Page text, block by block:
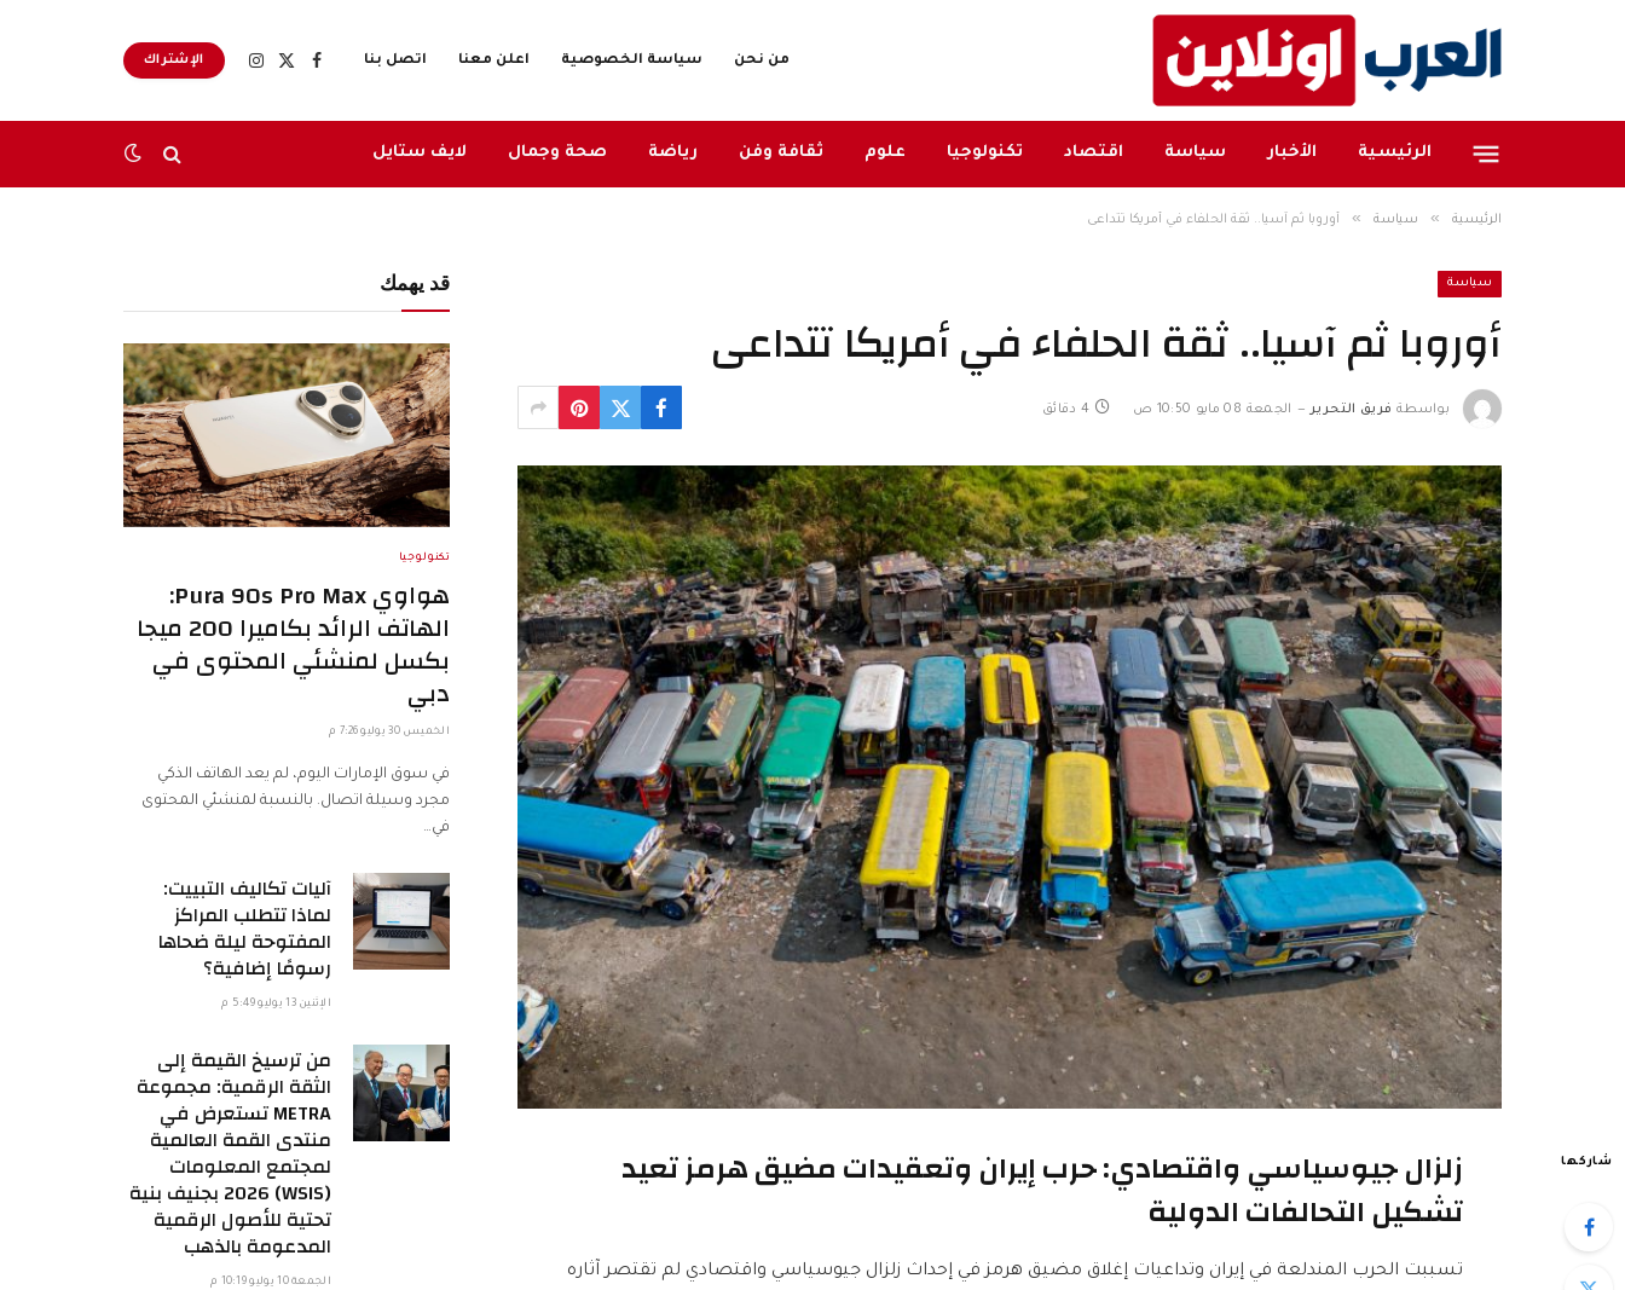
من نحن سياسة الخصوصية اعلن معنا اتصل بنا
فيسبوك
X
الانستغرام
الإشتراك
الرئيسية الأخبار سياسة اقتصاد تكنولوجيا علوم ثقافة وفن رياضة صحة وجمال لايف ستايل
الرئيسية » سياسة » أوروبا ثم آسيا.. ثقة الحلفاء في أمريكا تتداعى
سياسة
أوروبا ثم آسيا.. ثقة الحلفاء في أمريكا تتداعى
بواسطة فريق التحرير الجمعة 08 مايو 10:50 ص 4 دقائق
شاركها
زلزال جيوسياسي واقتصادي: حرب إيران وتعقيدات مضيق هرمز تعيد
تشكيل التحالفات الدولية
تسببت الحرب المندلعة في إيران وتداعيات إغلاق مضيق هرمز في إحداث زلزال جيوسياسي واقتصادي لم تقتصر آثاره
قد يهمك
تكنولوجيا
هواوي Pura 90s Pro Max:
الهاتف الرائد بكاميرا 200 ميجا
بكسل لمنشئي المحتوى في
دبي
الخميس 30 يوليو 7:26 م
في سوق الإمارات اليوم، لم يعد الهاتف الذكي
مجرد وسيلة اتصال. بالنسبة لمنشئي المحتوى
في…
آليات تكاليف التبييت:
لماذا تتطلب المراكز
المفتوحة ليلة ضحاها
رسومًا إضافية؟
الإثنين 13 يوليو 5:49 م
من ترسيخ القيمة إلى
الثقة الرقمية: مجموعة
METRA تستعرض في
منتدى القمة العالمية
لمجتمع المعلومات
(WSIS) 2026 بجنيف بنية
تحتية للأصول الرقمية
المدعومة بالذهب
الجمعة 10 يوليو 10:19 م